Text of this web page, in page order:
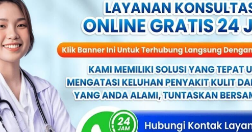
atau perih saat pipis. Rasa sakit ini bisa ringan sampai parah
kondisi medis lainnya.
lebih sering dari biasanya.
segera setelah merasakan keinginan, dan mungkin sulit